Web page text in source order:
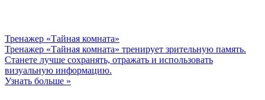
Тренажер «Тайная комната»
Тренажер «Тайная комната» тренирует зрительную память.
Станете лучше сохранять, отражать и использовать
визуальную информацию.
Узнать больше »